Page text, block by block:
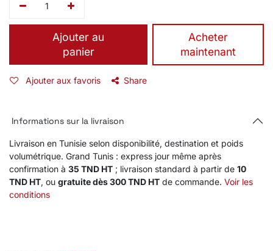
Ajouter au
panier
​Acheter
maintenant
Ajouter aux favoris Share
Informations sur la livraison
Livraison en Tunisie selon disponibilité, destination et poids
volumétrique. Grand Tunis : express jour même après
confirmation à 35 TND HT ; livraison standard à partir de 10
TND HT, ou gratuite dès 300 TND HT de commande. Voir les
conditions